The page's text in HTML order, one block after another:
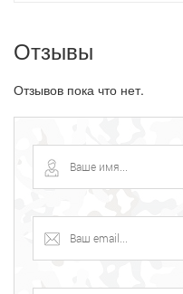
Отзывы
Отзывов пока что нет.